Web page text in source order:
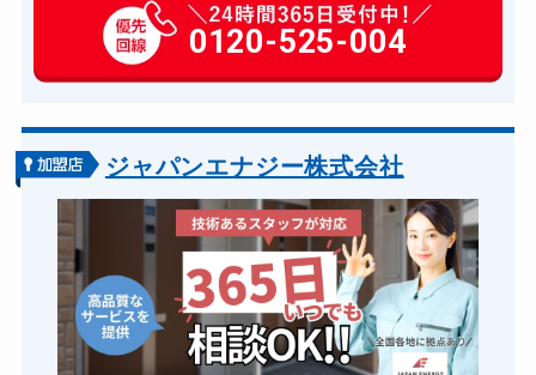
玄関カギ作成 14,300円～(税込)
玄関カギ交換 14,300円～(税込)
バイクカギ開け 13,200円～(税込)
バイクカギ作成 16,500円～(税込)
スーツケースカギ開け 8,800円～(税込)
金庫カギ開け 14,300円～(税込)
金庫カギ交換 11,000円～(税込)
ロッカーカギ開け
0120-525-004
ジャパンエナジー株式会社